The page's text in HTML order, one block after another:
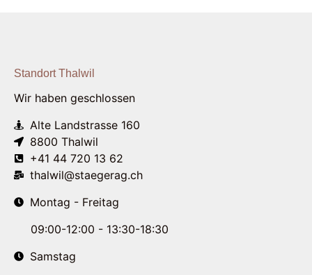
Standort Thalwil
Wir haben geschlossen
Alte Landstrasse 160
8800 Thalwil
+41 44 720 13 62
thalwil@staegerag.ch
Montag - Freitag
09:00-12:00 - 13:30-18:30
Samstag